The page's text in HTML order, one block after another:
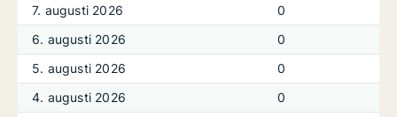
7. augusti 2026
0
6. augusti 2026
0
5. augusti 2026
0
4. augusti 2026
0